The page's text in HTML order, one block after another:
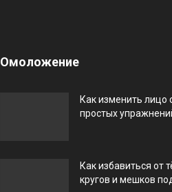
Омоложение
Как изменить
простых
Как избавиться от
кругов и мешков